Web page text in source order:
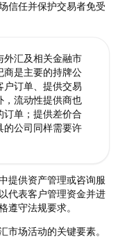
信任并保护交易者免受
外汇及相关金融市
商是主要的持牌公
户订单、提供交易
，流动性提供商也
订单；提供差价合
的公司同样需要许
提供资产管理或咨询服
代表客户管理资金并进
遵守法规要求。
市场活动的关键要素。